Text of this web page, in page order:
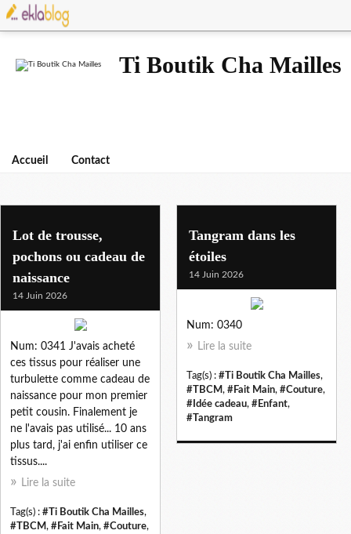
Ti Boutik Cha Mailles
Accueil Contact
Lot de trousse,
pochons ou cadeau de
naissance
14 Juin 2026
Num: 0341 J'avais acheté
ces tissus pour réaliser une
turbulette comme cadeau de
naissance pour mon premier
petit cousin. Finalement je
ne l'avais pas utilisé... 10 ans
plus tard, j'ai enfin utiliser ce
tissus....
Lire la suite
Tag(s) : #Ti Boutik Cha Mailles,
#TBCM, #Fait Main, #Couture,
Tangram dans les
étoiles
14 Juin 2026
Num: 0340
Lire la suite
Tag(s) : #Ti Boutik Cha Mailles,
#TBCM, #Fait Main, #Couture,
#Idée cadeau, #Enfant,
#Tangram